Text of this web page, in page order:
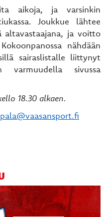
aikoja, ja varsinkin
Joukkue lähtee
altavastaajana, ja voitto
nähdään
sairaslistalle liittynyt
sivussa
18.30 alkaen.